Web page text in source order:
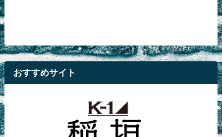
おすすめサイト